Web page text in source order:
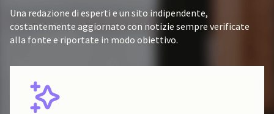
Una redazione di esperti e un sito indipendente,
costantemente aggiornato con notizie sempre verificate
alla fonte e riportate in modo obiettivo.